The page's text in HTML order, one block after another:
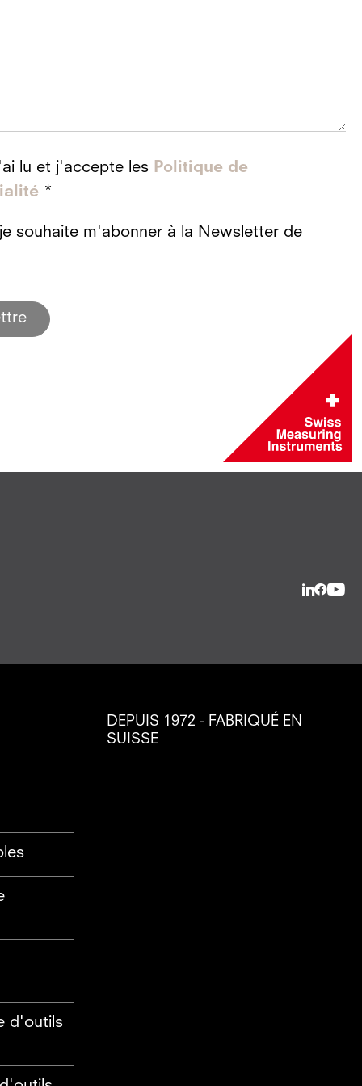
lu et j'accepte les Politique de
*
souhaite m'abonner à la Newsletter de
d'outils
DEPUIS 1972 - FABRIQUÉ EN
SUISSE